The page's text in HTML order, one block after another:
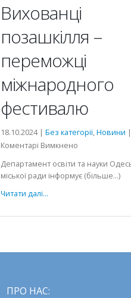
Вихованці
позашкілля –
переможці
міжнародного
фестивалю
18.10.2024 | Без категорії,Новини |
Коментарі Вимкнено
позашкілля
Департамент освіти та науки
міської ради інформує (більше…)
Читати далі...
ПРО НАС: